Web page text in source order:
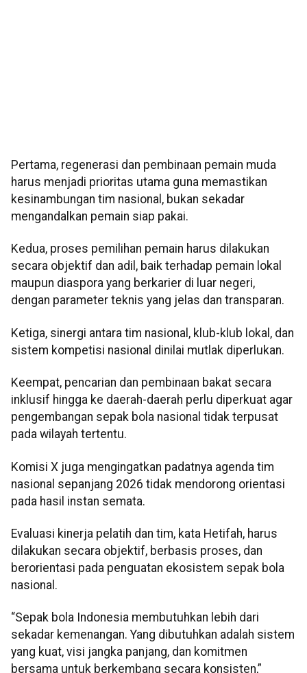
Pertama, regenerasi dan pembinaan pemain muda
harus menjadi prioritas utama guna memastikan
kesinambungan tim nasional, bukan sekadar
mengandalkan pemain siap pakai.
Kedua, proses pemilihan pemain harus dilakukan
secara objektif dan adil, baik terhadap pemain lokal
maupun diaspora yang berkarier di luar negeri,
dengan parameter teknis yang jelas dan transparan.
Ketiga, sinergi antara tim nasional, klub-klub lokal, dan
sistem kompetisi nasional dinilai mutlak diperlukan.
Keempat, pencarian dan pembinaan bakat secara
inklusif hingga ke daerah-daerah perlu diperkuat agar
pengembangan sepak bola nasional tidak terpusat
pada wilayah tertentu.
Komisi X juga mengingatkan padatnya agenda tim
nasional sepanjang 2026 tidak mendorong orientasi
pada hasil instan semata.
Evaluasi kinerja pelatih dan tim, kata Hetifah, harus
dilakukan secara objektif, berbasis proses, dan
berorientasi pada penguatan ekosistem sepak bola
nasional.
“Sepak bola Indonesia membutuhkan lebih dari
sekadar kemenangan. Yang dibutuhkan adalah sistem
yang kuat, visi jangka panjang, dan komitmen
bersama untuk berkembang secara konsisten,”